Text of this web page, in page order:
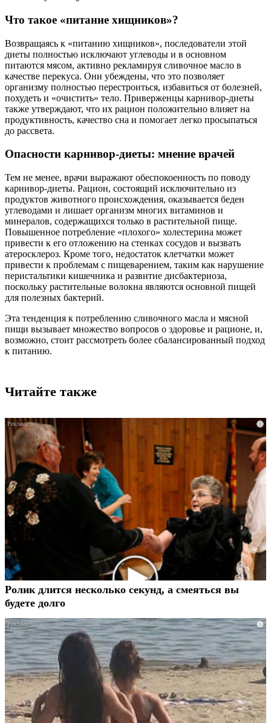
Что такое «питание хищников»?
Возвращаясь к «питанию хищников», последователи этой
диеты полностью исключают углеводы и в основном
питаются мясом, активно рекламируя сливочное масло в
качестве перекуса. Они убеждены, что это позволяет
организму полностью перестроиться, избавиться от болезней,
похудеть и «очистить» тело. Приверженцы карнивор-диеты
также утверждают, что их рацион положительно влияет на
продуктивность, качество сна и помогает легко просыпаться
до рассвета.
Опасности карнивор-диеты: мнение врачей
Тем не менее, врачи выражают обеспокоенность по поводу
карнивор-диеты. Рацион, состоящий исключительно из
продуктов животного происхождения, оказывается беден
углеводами и лишает организм многих витаминов и
минералов, содержащихся только в растительной пище.
Повышенное потребление «плохого» холестерина может
привести к его отложению на стенках сосудов и вызвать
атеросклероз. Кроме того, недостаток клетчатки может
привести к проблемам с пищеварением, таким как нарушение
перистальтики кишечника и развитие дисбактериоза,
поскольку растительные волокна являются основной пищей
для полезных бактерий.
Эта тенденция к потреблению сливочного масла и мясной
пищи вызывает множество вопросов о здоровье и рационе, и,
возможно, стоит рассмотреть более сбалансированный подход
к питанию.
Читайте также
i
Ролик длится несколько секунд, а смеяться вы
будете долго
i